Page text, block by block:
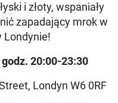
i złoty, wspaniały
zapadający mrok w
Londynie!
20:00-23:30
Londyn W6 0RF